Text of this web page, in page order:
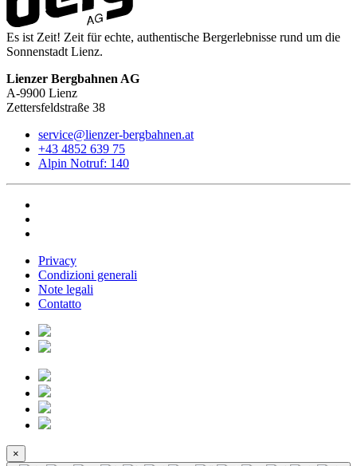
Es ist Zeit! Zeit für echte, authentische Bergerlebnisse rund um die
Sonnenstadt Lienz.
Lienzer Bergbahnen AG
A-9900 Lienz
Zettersfeldstraße 38
service@lienzer-bergbahnen.at
+43 4852 639 75
Alpin Notruf: 140
Privacy
Condizioni generali
Note legali
Contatto
×